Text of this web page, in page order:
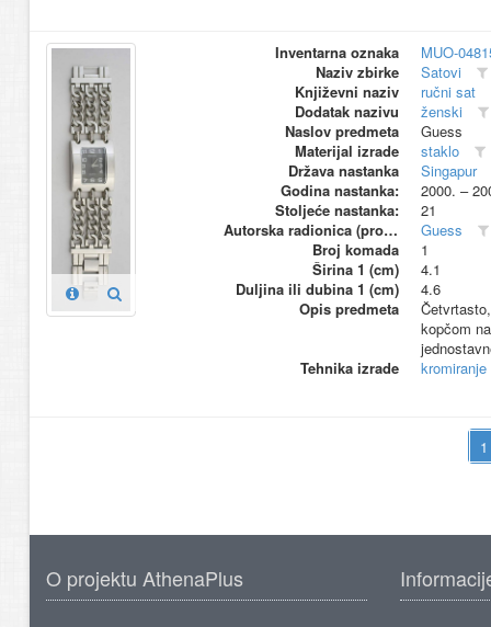
Inventarna oznaka
MUO-
Naziv zbirke
Satovi
Književni naziv
ručni sat
Dodatak nazivu
ženski
Naslov predmeta
Guess
Materijal izrade
staklo
Država nastanka
Singapur
Godina nastanka:
2000. –
Stoljeće nastanka:
21
Autorska radionica (proizvođač)
Guess
Broj komada
1
Širina 1 (cm)
4.1
Duljina ili dubina 1 (cm)
4.6
Opis predmeta
kopčom
Tehnika izrade
kromiranje
O projektu AthenaPlus